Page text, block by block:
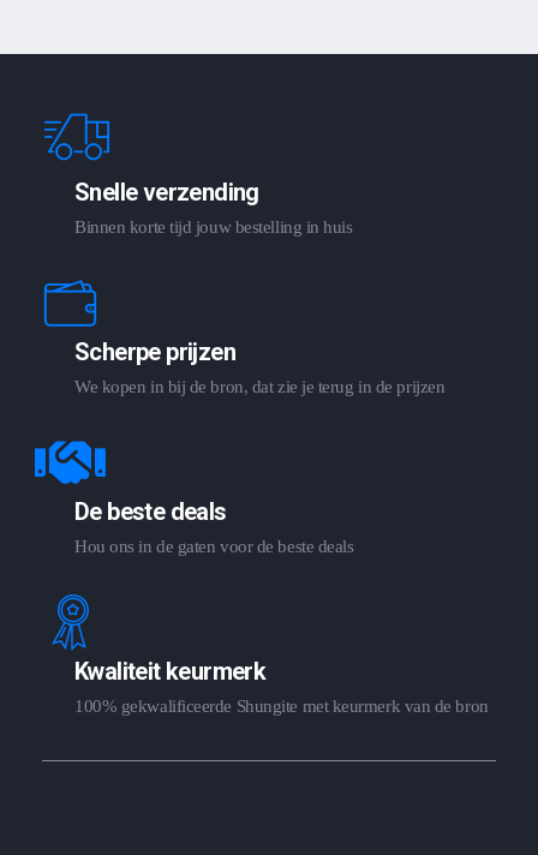
Snelle verzending
Binnen korte tijd jouw bestelling in huis
Scherpe prijzen
We kopen in bij de bron, dat zie je terug in de prijzen
De beste deals
Hou ons in de gaten voor de beste deals
Kwaliteit keurmerk
100% gekwalificeerde Shungite met keurmerk van de bron